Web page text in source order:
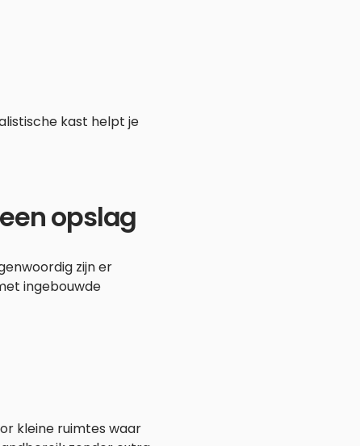
kast helpt je
opslag
zijn er
ingebouwde
kleine ruimtes waar